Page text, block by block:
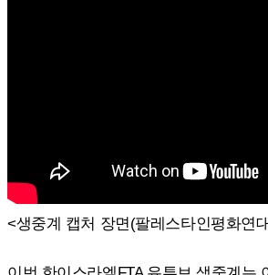
<생중계 캡처 장면(팔레스타인평화연